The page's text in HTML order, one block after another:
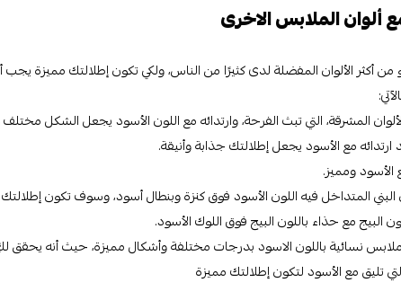
ألوان الملابس الاخرى
أكثر الألوان المفضلة لدى كثيرًا من الناس، ولكي تكون إطلالتك مميزة يجب
المشرقة، التي تبث الفرحة، وارتدائه مع اللون الأسود يجعل الشكل
مع الأسود يجعل إطلالتك جذابة وأنيقة.
ومميز.
المتداخل فيه اللون الأسود فوق كنزة وبنطال أسود، وسوف تكون
البيج مع حذاء باللون البيج فوق اللوك الأسود.
ملابس نسائية باللون الاسود بدرجات مختلفة وأشكال مميزة، حيث أنه يحقق
التي تليق مع الأسود لتكون إطلالتك مميزة